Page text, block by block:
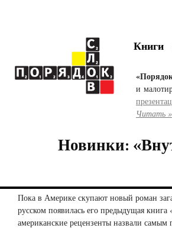
Книги
и
Читать »
Новинки:
Пока в Америке скупают новый роман
русском появилась его предыдущая
американские рецензенты назвали